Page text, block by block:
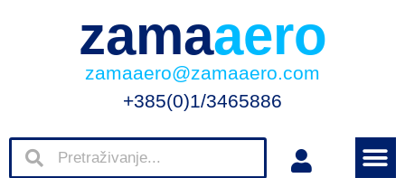
zamaaero
zamaaero@zamaaero.com
+385(0)1/3465886